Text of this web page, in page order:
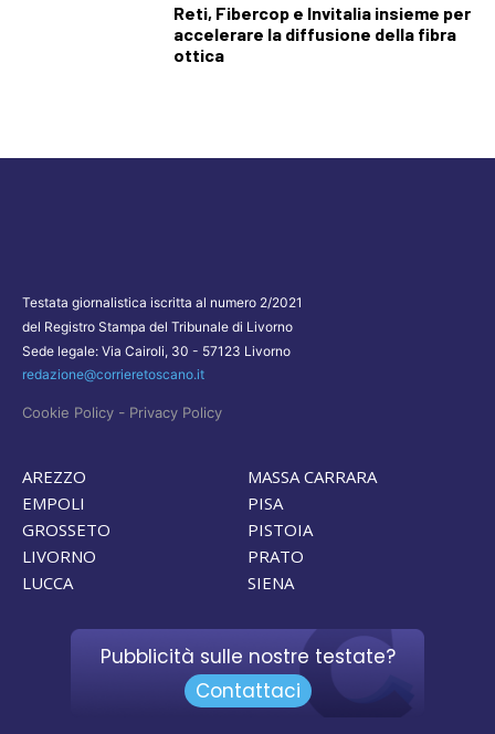
Reti, Fibercop e Invitalia insieme per
accelerare la diffusione della fibra
ottica
Testata giornalistica iscritta al numero 2/2021
del Registro Stampa del Tribunale di Livorno
Sede legale: Via Cairoli, 30 - 57123 Livorno
redazione@corrieretoscano.it
Cookie Policy - Privacy Policy
AREZZO
EMPOLI
GROSSETO
LIVORNO
LUCCA
MASSA CARRARA
PISA
PISTOIA
PRATO
SIENA
Pubblicità sulle nostre testate?
Contattaci